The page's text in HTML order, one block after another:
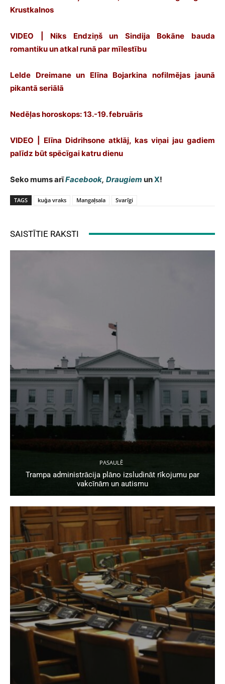
Krustkalnos
VIDEO | Niks Endziņš un Sindija Bokāne bauda
romantiku un atkal runā par mīlestību
Lelde Dreimane un Elīna Bojarkina nofilmējas jaunā
pikantā seriālā
Nedēļas horoskops: 13.-19. februāris
VIDEO | Elīna Didrihsone atklāj, kas viņai jau gadiem
palīdz būt spēcīgai katru dienu
Seko mums arīFacebook, Draugiem unX!
TAGS kuģa vraks Mangaļsala Svarīgi
SAISTĪTIE RAKSTI
PASAULĒ
Trampa administrācija plāno izsludināt rīkojumu par
vakcīnām un autismu